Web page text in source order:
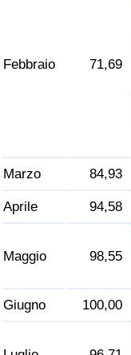
Febbraio 71,69
Marzo 84,93
Aprile 94,58
Maggio 98,55
Giugno 100,00
Indice
Indice di
Indice del Traffico
Indice del traffico
Indice del traffico